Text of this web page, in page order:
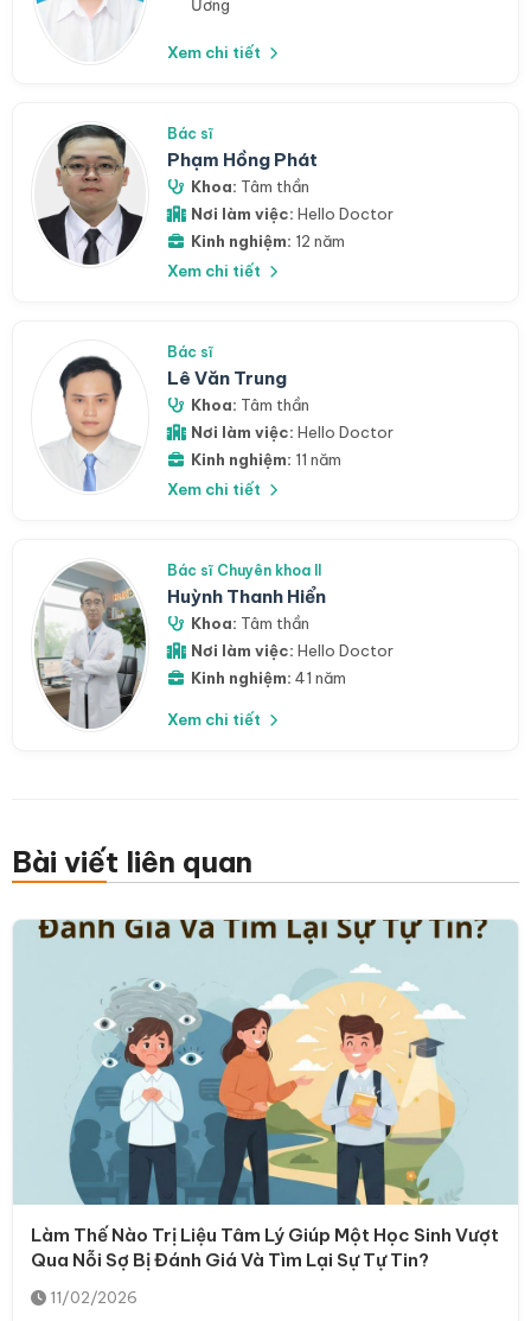
Ương
Xem chi tiết
Bác sĩ
Phạm Hồng Phát
Khoa: Tâm thần
Nơi làm việc: Hello Doctor
Kinh nghiệm: 12 năm
Xem chi tiết
Bác sĩ
Lê Văn Trung
Khoa: Tâm thần
Nơi làm việc: Hello Doctor
Kinh nghiệm: 11 năm
Xem chi tiết
Bác sĩ Chuyên khoa II
Huỳnh Thanh Hiển
Khoa: Tâm thần
Nơi làm việc: Hello Doctor
Kinh nghiệm: 41 năm
Xem chi tiết
Bài viết liên quan
Làm Thế Nào Trị Liệu Tâm Lý Giúp Một Học Sinh Vượt
Qua Nỗi Sợ Bị Đánh Giá Và Tìm Lại Sự Tự Tin?
11/02/2026